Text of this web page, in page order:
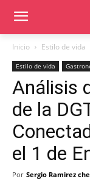
Inicio Estilo de vida
Estilo de vida
Análisis
de la
el 1 de
Por Sergio Ramirez